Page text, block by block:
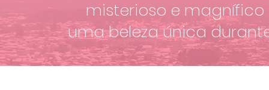
misterioso e
uma beleza única